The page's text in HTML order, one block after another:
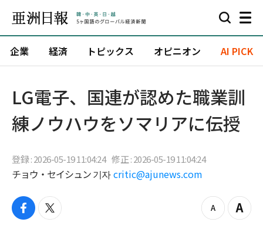
企業 経済 トピックス オピニオン AI PICK
LG電子、国連が認めた職業訓
練ノウハウをソマリアに伝授
登録 : 2026-05-19 11:04:24 修正 : 2026-05-19 11:04:24
チョウ・セイシュン 기자 critic@ajunews.com
f
t
z
Z